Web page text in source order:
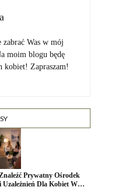
zabrać Was w mój
moim blogu będę
kobiet! Zapraszam!
Prywatny Ośrodek
Uzależnień Dla Kobiet W…